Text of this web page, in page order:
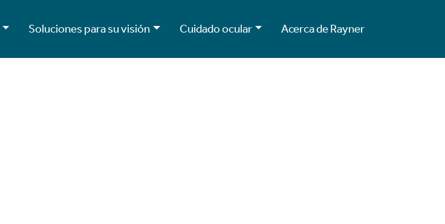
Soluciones para su visión Cuidado ocular Acerca de Rayner